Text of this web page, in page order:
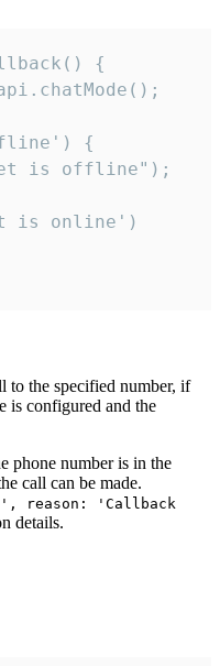
{
{
is offline");
is online')
to the specified number, if
is configured and the
phone number is in the
call can be made.
'Callback
details.